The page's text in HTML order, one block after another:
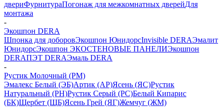
двериФурнитураПогонаж для межкомнатных дверейДля
монтажа
-
Экошпон DERA
Шпонка для доборовЭкошпон ЮнидорсInvisible DERAЭмалит
ЮнидорсЭкошпон ЭКОСТЕНОВЫЕ ПАНЕЛИЭкошпон
DERAПЭТ DERAЭмаль DERA
-
Рустик Молочный (РМ)
Эмалекс Белый (ЭБ)Артик (АР)Ясень (ЯС)Рустик
Натуральный (РН)Рустик Серый (РС)Белый Кипарис
(БК)Щербет (ЩБ)Ясень Грей (ЯГ)Жемчуг (ЖМ)